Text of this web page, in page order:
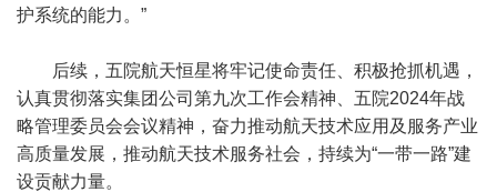
护系统的能力。”
后续，五院航天恒星将牢记使命责任、积极抢抓机遇，
认真贯彻落实集团公司第九次工作会精神、五院2024年战
略管理委员会会议精神，奋力推动航天技术应用及服务产业
高质量发展，推动航天技术服务社会，持续为“一带一路”建
设贡献力量。